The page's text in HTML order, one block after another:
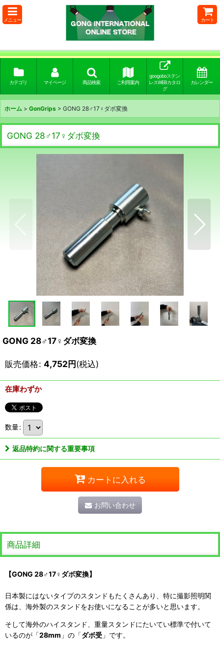
メニュー カート
カテゴリ マイページ 商品検索 ご利用案内
googoboステン
レスWEBカタロ
グ
カレンダー
ホーム > GonGrips > GONG 28♂17♀ダボ変換
GONG 28♂17♀ダボ変換
GONG 28♂17♀ダボ変換
販売価格: 4,752円(税込)
在庫わずか
数量:
返品特約に関する重要事項
カートに入れる
お問い合わせ
商品詳細
【GONG 28♂17♀ダボ変換】
日本製にはないタイプのスタンドもたくさんあり、特に撮影照明関
係は、海外製のスタンドをお使いになることが多いと思います。
そして海外のハイスタンド、重量スタンドにたいてい標準で付いて
いるのが「28mm 」の「ダボ受 」です。